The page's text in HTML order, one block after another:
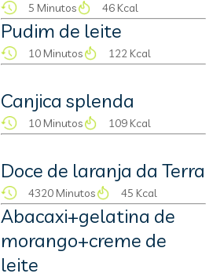
5 Minutos 46 Kcal
Pudim de leite
10 Minutos 122 Kcal
Canjica splenda
10 Minutos 109 Kcal
Doce de laranja da Terra
4320 Minutos 45 Kcal
Abacaxi+gelatina de
morango+creme de
leite